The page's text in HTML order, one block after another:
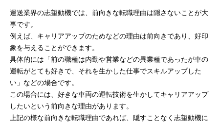
運送業界の志望動機では、前向きな転職理由は隠さないことが大
事です。
例えば、キャリアアップのためなどの理由は前向きであり、好印
象を与えることができます。
具体的には「前の職種は内勤や営業などの異業種であったが車の
運転がとても好きで、それを生かした仕事でスキルアップした
い」などの場合です。
この場合には、好きな車両の運転技術を生かしてキャリアアップ
したいという前向きな理由があります。
上記の様な前向きな転職理由であれば、隠すことなく志望動機に